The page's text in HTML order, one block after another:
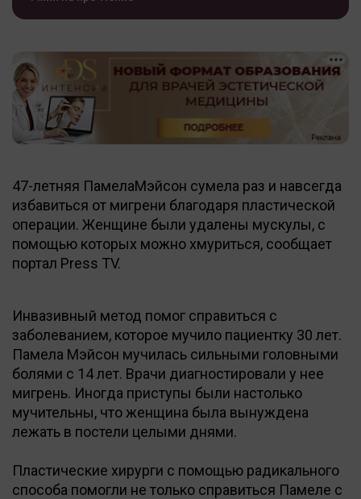
47-летняя ПамелаМэйсон сумела раз и навсегда
избавиться от мигрени благодаря пластической
операции. Женщине были удалены мускулы, с
помощью которых можно хмуриться, сообщает
портал Press TV.
Инвазивный метод помог справиться с
заболеванием, которое мучило пациентку 30 лет.
Памела Мэйсон мучилась сильными головными
болями с 14 лет. Врачи диагностировали у нее
мигрень. Иногда приступы были настолько
мучительны, что женщина была вынуждена
лежать в постели целыми днями.
Пластические хирурги с помощью радикального
способа помогли не только справиться Памеле с